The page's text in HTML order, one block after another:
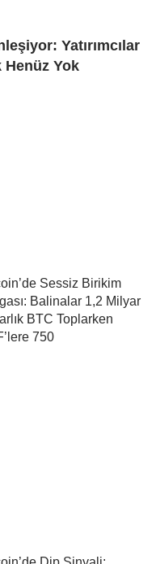
Yatırımcılar
Henüz Yok
Sessiz Birikim
Balinalar 1,2 Milyar
BTC Toplarken
750